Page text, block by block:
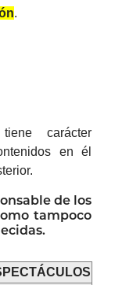
.
carácter
en él
de los
tampoco